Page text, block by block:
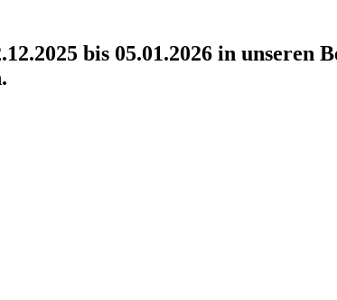
bis 05.01.2026 in unseren